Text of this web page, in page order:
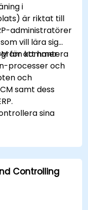
och
för att
motståndskraft i
inklusive
logistik,
kulturella
i
är riktat till
administratörer
vill lära sig
för att hantera
processer och
kommer
och
samt dess
sina
supply chains
med sina
Controlling